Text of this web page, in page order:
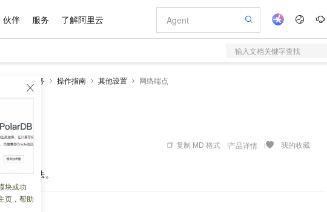
伙伴 服务 了解阿里云
输入文档关键字查找
块或功
页，帮助
云身份服务 操作指南 其他设置 网络端点
复制 MD 格式 产品详情 我的收藏
常见用法。
Kimi 最新旗舰模型，长程编程与推理利器
域名与网站
对象存储 OSS
人工智能平台 PAI
一站式AI开发、训练和推理服务
Qoder CN
全托管，含MySQL、PostgreSQL、SQL Server、MariaDB多引擎
付团队
睿译宝，AI翻译排版一步到位
GLM-5.2：长任务时代开源旗舰模型
Hermes Agent，打造自进化智能体
自主进化，持久记忆，越用越聪明
Claude Code + GStack 打造工程团队
轻松解锁专属 DeepSeek-V4-Pro
券
AI 特惠
智启 AI 普惠权益
阿里云 OPC 创新助力计划
至高百万元 Token 补贴，加速一人公司成长
Token Plan 模型订阅计划
Qwen3.8-Max 首发尝鲜，限时加量 10 倍，夜间低至2折
千问办公，限时限量积分加倍
AI 场景体验
从图文生成到视频创作，一键激活电商全链路
价格计算器
自助选配和估算价格
价格优势
推动算力普惠，释放技术红利
配置报价器
数据与 API
数据集
身份实名认证
短信
OCR 文字识别
发票查验
基础软件
成为产品伙伴
产品生态集成认证中心
产品生态伙伴工作台
产品伙伴合作计划
企业增值服务
企业支持计划
企业增值服务台
企业成长
服务实践
阿里云认证
最佳实践
云上春晚
云栖战略参考
云上的中国
看见新力量
金融模力时刻
市场活动